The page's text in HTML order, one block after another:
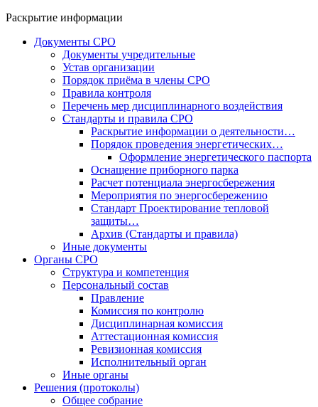
Раскрытие информации
Документы СРО
Документы учредительные
Устав организации
Порядок приёма в члены СРО
Правила контроля
Перечень мер дисциплинарного воздействия
Стандарты и правила СРО
Раскрытие информации о деятельности…
Порядок проведения энергетических…
Оформление энергетического паспорта
Оснащение приборного парка
Расчет потенциала энергосбережения
Мероприятия по энергосбережению
Стандарт Проектирование тепловой
защиты…
Архив (Стандарты и правила)
Иные документы
Органы СРО
Структура и компетенция
Персональный состав
Правление
Комиссия по контролю
Дисциплинарная комиссия
Аттестационная комиссия
Ревизионная комиссия
Исполнительный орган
Иные органы
Решения (протоколы)
Общее собрание